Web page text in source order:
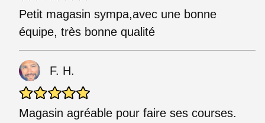
Petit magasin sympa,avec une bonne
équipe, très bonne qualité
F. H.
Magasin agréable pour faire ses courses.